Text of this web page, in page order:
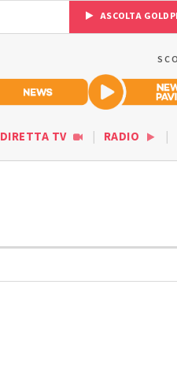
ASCOLTA
DIRETTA TV RADIO